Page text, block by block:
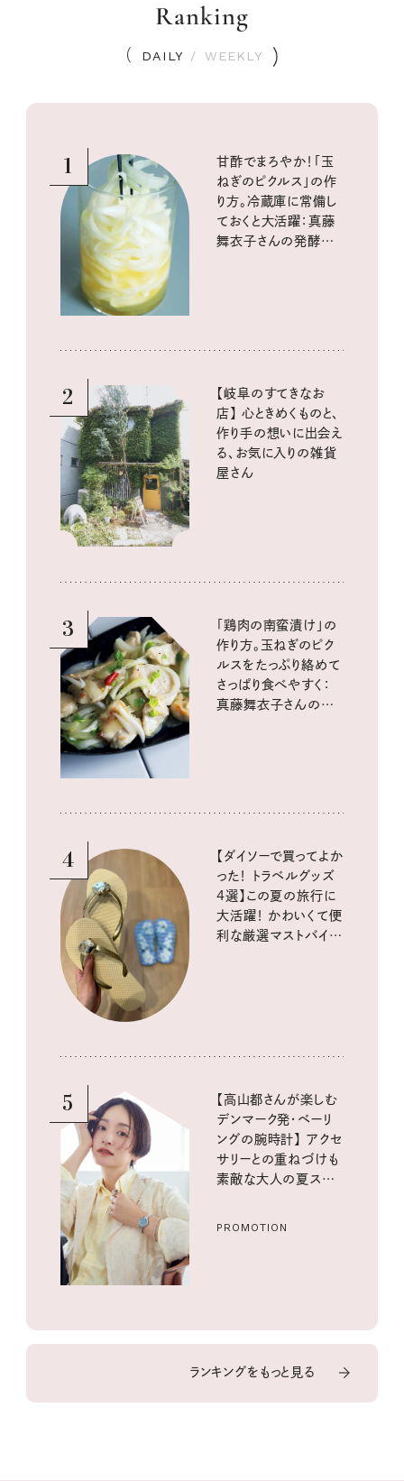
Ranking
DAILY / WEEKLY
1
甘酢でまろやか！「玉
ねぎのピクルス」の作
り方。冷蔵庫に常備し
ておくと大活躍：真藤
舞衣子さんの発酵と
2
【岐阜のすてきなお
店】 心ときめくものと、
作り手の想いに出会え
る、お気に入りの雑貨
屋さん
3
「鶏肉の南蛮漬け」の
作り方。玉ねぎのピク
ルスをたっぷり絡めて
さっぱり食べやすく：
真藤舞衣子さんの発
4
【ダイソーで買ってよか
った！ トラベルグッズ
4選】この夏の旅行に
大活躍！ かわいくて便
利な厳選マストバイア
5
【高山都さんが楽しむ
デンマーク発・ベーリ
ングの腕時計】 アクセ
サリーとの重ねづけも
素敵な大人の夏スタイ
PROMOTION
ランキングをもっと見る